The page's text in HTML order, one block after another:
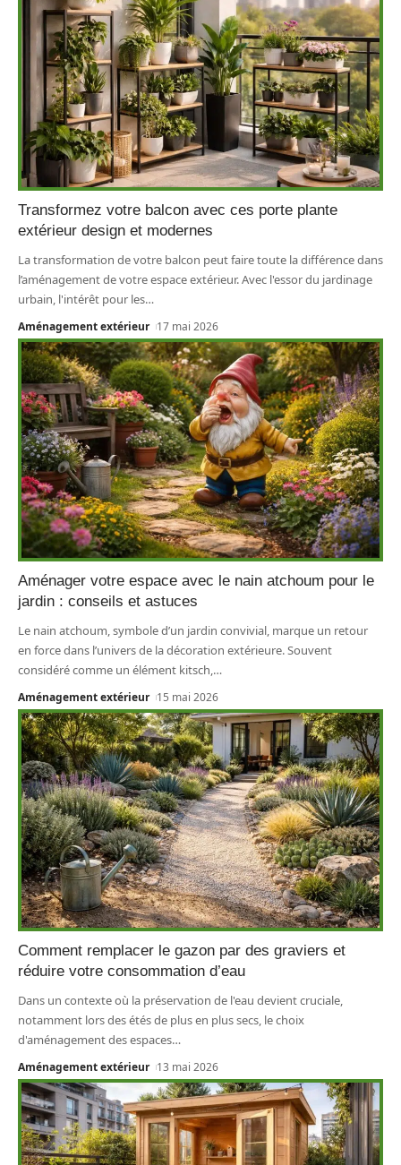
Transformez votre balcon avec ces porte plante
extérieur design et modernes
La transformation de votre balcon peut faire toute la différence dans
l’aménagement de votre espace extérieur. Avec l'essor du jardinage
urbain, l'intérêt pour les…
Aménagement extérieur 17 mai 2026
Aménager votre espace avec le nain atchoum pour le
jardin : conseils et astuces
Le nain atchoum, symbole d’un jardin convivial, marque un retour
en force dans l’univers de la décoration extérieure. Souvent
considéré comme un élément kitsch, …
Aménagement extérieur 15 mai 2026
Comment remplacer le gazon par des graviers et
réduire votre consommation d’eau
Dans un contexte où la préservation de l'eau devient cruciale,
notamment lors des étés de plus en plus secs, le choix
d'aménagement des espaces…
Aménagement extérieur 13 mai 2026